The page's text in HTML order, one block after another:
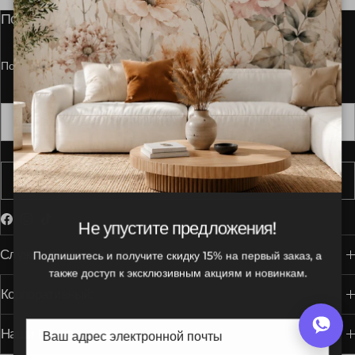
Служба поддержки клиентов
Корпоративный:
Наши Брэнды
Получайте вдохновение и предложения
Подпишитесь, чтобы получать эксклюзивные предложения
Подписаться
FacebookInstagram
TikTokНе упустите предложения!
Подпишитесь и получите скидку 15% на первый заказ, а
также доступ к эксклюзивным акциям и новинкам.